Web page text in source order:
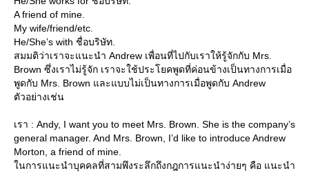
A friend of mine.
My wife/friend/etc.
He/She’s with ชื่อบริษัท.
สมมติว่าเราจะแนะนำ Andrew เพื่อนที่ไปกับเราให้รู้จักกับ Mrs.
Brown ซึ่งเราไม่รู้จัก เราจะใช้ประโยคพูดที่ค่อนข้างเป็นทางการเมื่อ
พูดกับ Mrs. Brown และแบบไม่เป็นทางการเมื่อพูดกับ Andrew
ตัวอย่างเช่น
เรา : Andy, I want you to meet Mrs. Brown. She is the company’s
general manager. And Mrs. Brown, I’d like to introduce Andrew
Morton, a friend of mine.
นการแนะนำบุคคลที่สามพึงระลึกถึงกฎการแนะนำง่ายๆ คือ แนะนำ